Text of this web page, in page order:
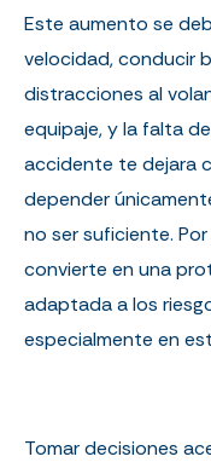
Este aumento se
velocidad, conducir
distracciones al
equipaje, y la falta
accidente te dejara
depender
no ser suficiente.
convierte en una
adaptada a los
especialmente en
Tomar decisiones